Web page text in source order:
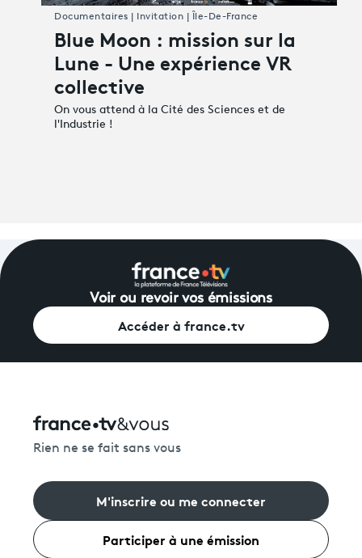
Blue Moon : mission sur la
Lune - Une expérience VR
collective
On vous attend à la Cité des Sciences et de
l'Industrie !
Documentaires | Invitation | Île-De-France
Voir ou revoir vos émissions
Accéder à france.tv
Rien ne se fait sans vous
M'inscrire ou me connecter
Participer à une émission